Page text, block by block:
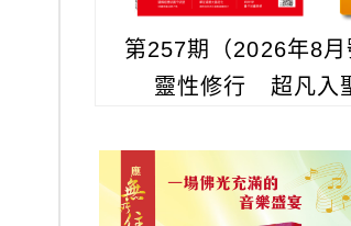
第257期（2026年8月
靈性修行 超凡入